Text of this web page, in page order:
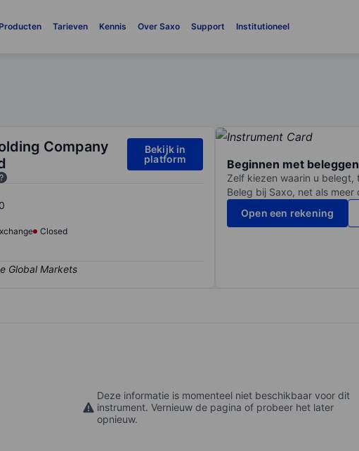
Producten Tarieven Kennis Over Saxo Support Institutioneel
Company
Bekijk in
platform
Closed
Beginnen met
Zelf kiezen waarin u
Beleg bij Saxo, net als
Open een rekening
Deze informatie is momenteel niet beschikbaar voor dit
instrument. Vernieuw de pagina of probeer het later
opnieuw.